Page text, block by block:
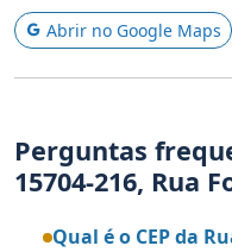
Abrir no Google Maps
Perguntas
15704-216, Rua
Qual é o CEP da